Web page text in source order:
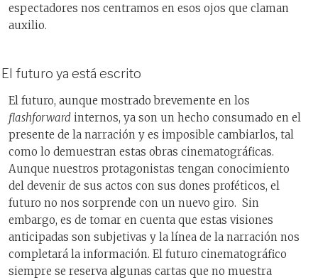
espectadores nos centramos en esos ojos que claman
auxilio.
El futuro ya está escrito
El futuro, aunque mostrado brevemente en los
flashforward internos, ya son un hecho consumado en el
presente de la narración y es imposible cambiarlos, tal
como lo demuestran estas obras cinematográficas.
Aunque nuestros protagonistas tengan conocimiento
del devenir de sus actos con sus dones proféticos, el
futuro no nos sorprende con un nuevo giro. Sin
embargo, es de tomar en cuenta que estas visiones
anticipadas son subjetivas y la línea de la narración nos
completará la información. El futuro cinematográfico
siempre se reserva algunas cartas que no muestra